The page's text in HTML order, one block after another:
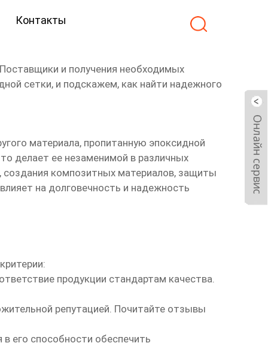
Контакты
и получения необходимых
сетки, и подскажем, как найти надежного
материала, пропитанную эпоксидной
делает ее незаменимой в различных
создания композитных материалов, защиты
на долговечность и надежность
продукции стандартам качества.
репутацией. Почитайте отзывы
его способности обеспечить